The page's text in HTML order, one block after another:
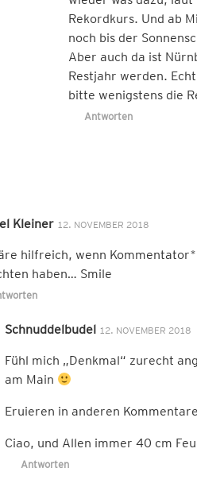
Rekordkurs. Und ab
noch bis der
Aber auch da ist
Restjahr werden.
bitte wenigstens die
Antworten
Kleiner 12. NOVEMBER 2018
hilfreich, wenn
haben… Smile
Schnuddelbudel 12. NOVEMBER 2018
Fühl mich „Denkmal“ zurecht
am Main
Eruieren in anderen
Ciao, und Allen immer 40 cm
Antworten